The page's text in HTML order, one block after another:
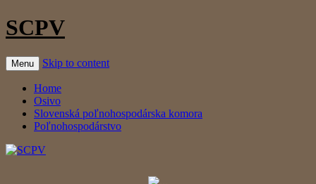
SCPV
Menu Skip to content
Home
Osivo
Slovenská poľnohospodárska komora
Poľnohospodárstvo